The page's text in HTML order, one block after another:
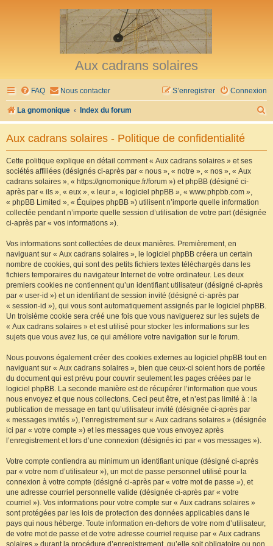
Aux cadrans solaires
FAQ Nous contacter Connexion
S’enregistrer
La gnomonique Index du forum
e
Aux cadrans solaires - Politique de confidentialité
Cette politique explique en détail comment « Aux cadrans solaires » et ses
sociétés affiliées (désignés ci-après par « nous », « notre », « nos », « Aux
cadrans solaires », « https://gnomonique.fr/forum ») et phpBB (désigné ci-
après par « ils », « eux », « leur », « logiciel phpBB », « www.phpbb.com »,
« phpBB Limited », « Équipes phpBB ») utilisent n’importe quelle information
collectée pendant n’importe quelle session d’utilisation de votre part (désignée
ci-après par « vos informations »).
Vos informations sont collectées de deux manières. Premièrement, en
naviguant sur « Aux cadrans solaires », le logiciel phpBB créera un certain
nombre de cookies, qui sont des petits fichiers textes téléchargés dans les
fichiers temporaires du navigateur Internet de votre ordinateur. Les deux
premiers cookies ne contiennent qu’un identifiant utilisateur (désigné ci-après
par « user-id ») et un identifiant de session invité (désigné ci-après par
« session-id »), qui vous sont automatiquement assignés par le logiciel phpBB.
Un troisième cookie sera créé une fois que vous naviguerez sur les sujets de
« Aux cadrans solaires » et est utilisé pour stocker les informations sur les
sujets que vous avez lus, ce qui améliore votre navigation sur le forum.
Nous pouvons également créer des cookies externes au logiciel phpBB tout en
naviguant sur « Aux cadrans solaires », bien que ceux-ci soient hors de portée
du document qui est prévu pour couvrir seulement les pages créées par le
logiciel phpBB. La seconde manière est de récupérer l’information que vous
nous envoyez et que nous collectons. Ceci peut être, et n’est pas limité à : la
publication de message en tant qu’utilisateur invité (désignée ci-après par
« messages invités »), l’enregistrement sur « Aux cadrans solaires » (désignée
ici par « votre compte ») et les messages que vous envoyez après
l’enregistrement et lors d’une connexion (désignés ici par « vos messages »).
Votre compte contiendra au minimum un identifiant unique (désigné ci-après
par « votre nom d’utilisateur »), un mot de passe personnel utilisé pour la
connexion à votre compte (désigné ci-après par « votre mot de passe »), et
une adresse courriel personnelle valide (désignée ci-après par « votre
courriel »). Vos informations pour votre compte sur « Aux cadrans solaires »
sont protégées par les lois de protection des données applicables dans le
pays qui nous héberge. Toute information en-dehors de votre nom d’utilisateur,
de votre mot de passe et de votre adresse courriel requise par « Aux cadrans